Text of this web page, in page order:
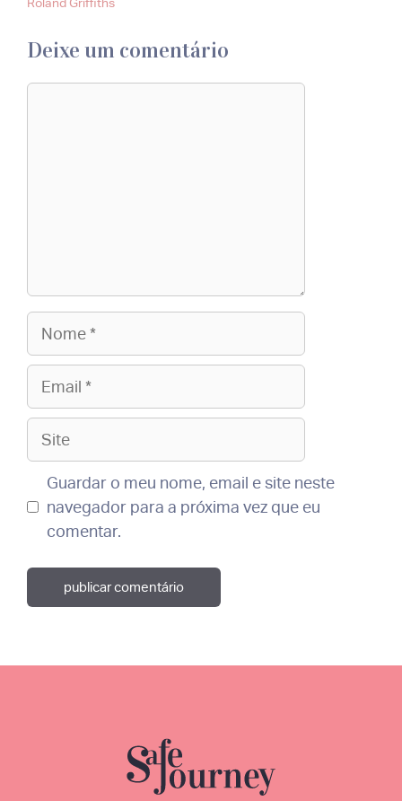
Deixe um comentário
Guardar o meu nome, email e site neste
navegador para a próxima vez que eu
comentar.